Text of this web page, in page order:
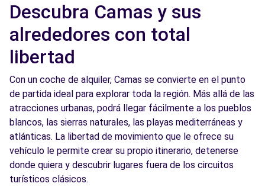
Calle del Motor nº 1
Sevilla, 41007
Ver agencia
Free2Move Rent - AUTOMARES - Sevilla
(C)
9.1
km
C. Jardín de la Isla,
Sevilla, 41014
Ver agencia
Descubra Camas y sus
alrededores con total
libertad
Con un coche de alquiler, Camas se convierte en el punto
de partida ideal para explorar toda la región. Más allá de las
atracciones urbanas, podrá llegar fácilmente a los pueblos
blancos, las sierras naturales, las playas mediterráneas y
atlánticas. La libertad de movimiento que le ofrece su
vehículo le permite crear su propio itinerario, detenerse
donde quiera y descubrir lugares fuera de los circuitos
turísticos clásicos.